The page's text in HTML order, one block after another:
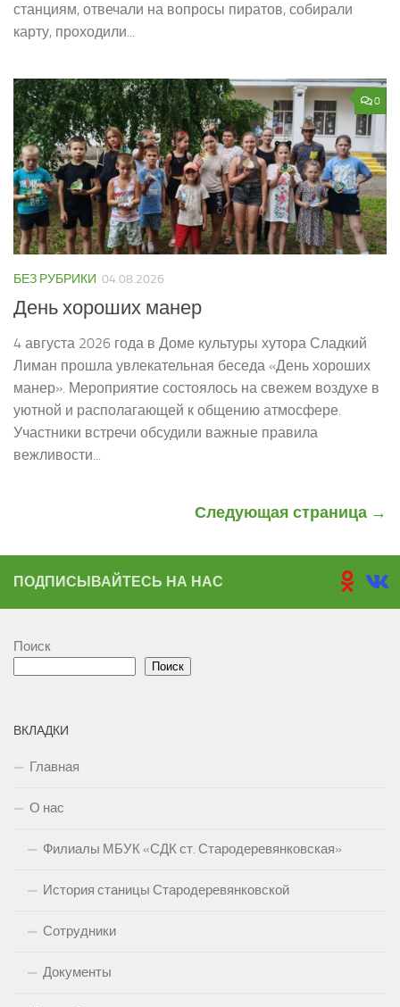
станциям, отвечали на вопросы пиратов, собирали
карту, проходили...
0
БЕЗ РУБРИКИ 04.08.2026
День хороших манер
4 августа 2026 года в Доме культуры хутора Сладкий
Лиман прошла увлекательная беседа «День хороших
манер». Мероприятие состоялось на свежем воздухе в
уютной и располагающей к общению атмосфере.
Участники встречи обсудили важные правила
вежливости...
Следующая страница →
ПОДПИСЫВАЙТЕСЬ НА НАС
Поиск
Поиск
ВКЛАДКИ
Главная
О нас
Филиалы МБУК «СДК ст. Стародеревянковская»
История станицы Стародеревянковской
Сотрудники
Документы